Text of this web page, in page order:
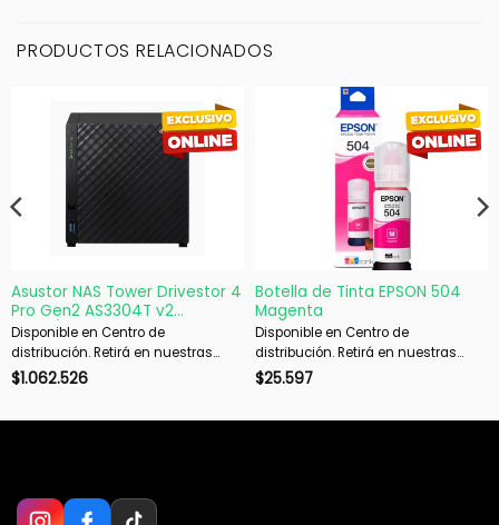
PRODUCTOS RELACIONADOS
Asustor NAS Tower Drivestor 4
Pro Gen2 AS3304T v2
4X3.5/2.5
Disponible en Centro de
distribución. Retirá en nuestras
sucursales en 48 hs hábiles. Si es
$1.062.526
Botella de Tinta EPSON 504
Magenta
Disponible en Centro de
distribución. Retirá en nuestras
sucursales en 48 hs hábiles. Si es
$25.597